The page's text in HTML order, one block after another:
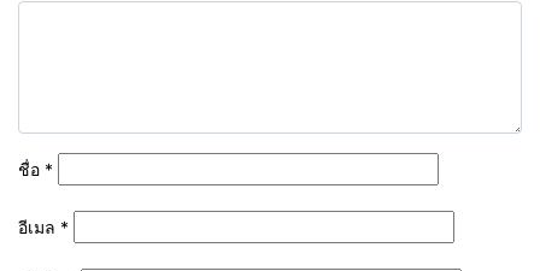
ชื่อ *
อีเมล *